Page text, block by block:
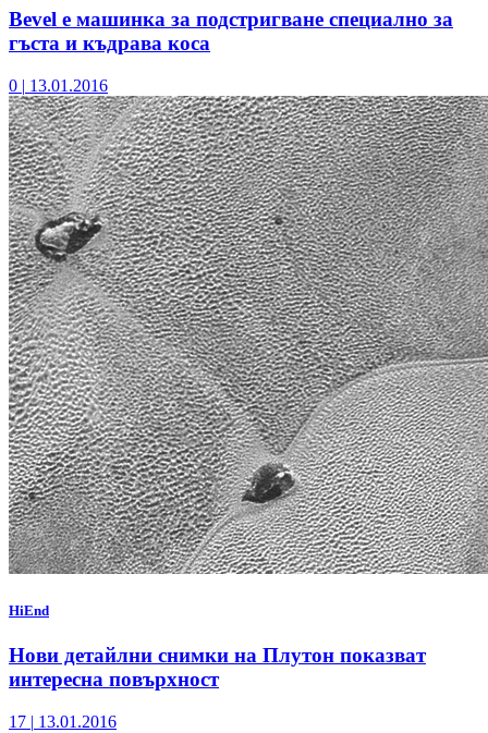
Bevel е машинка за подстригване специално за
гъста и къдрава коса
0 | 13.01.2016
HiEnd
Нови детайлни снимки на Плутон показват
интересна повърхност
17 | 13.01.2016